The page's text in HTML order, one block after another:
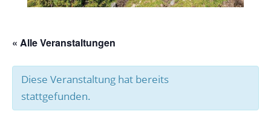
« Alle Veranstaltungen
Diese Veranstaltung hat bereits
stattgefunden.